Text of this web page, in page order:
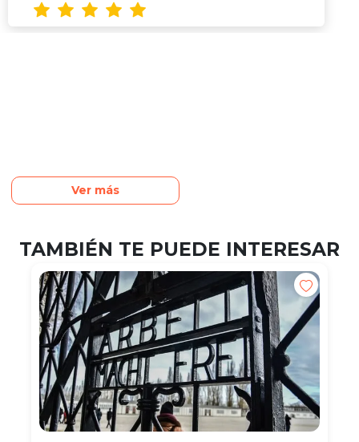
Ver más
TAMBIÉN TE PUEDE INTERESAR